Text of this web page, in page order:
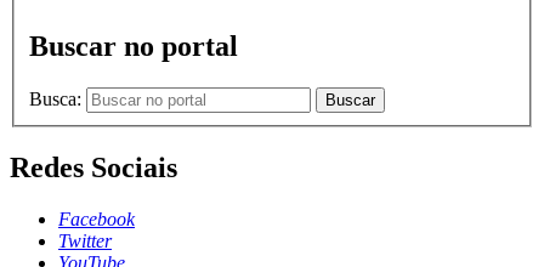
Buscar no portal
Busca: Buscar
Redes Sociais
Facebook
Twitter
YouTube